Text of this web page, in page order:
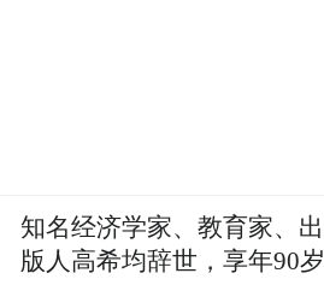
知名经济学家、教育家、出
版人高希均辞世，享年90岁